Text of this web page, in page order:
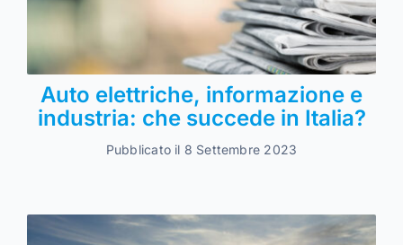
Auto elettriche, informazione e
industria: che succede in Italia?
Pubblicato il 8 Settembre 2023